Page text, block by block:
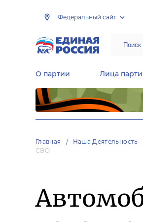
Федеральный сайт
О партии Лица
Главная Наша Деятельность
СВО